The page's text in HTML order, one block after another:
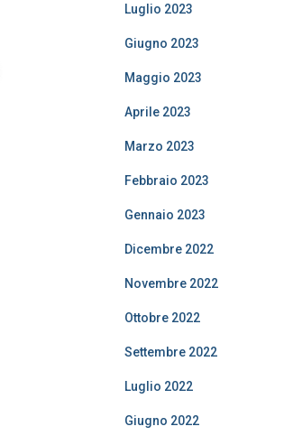
Luglio 2023
Giugno 2023
Maggio 2023
Aprile 2023
Marzo 2023
Febbraio 2023
Gennaio 2023
Dicembre 2022
Novembre 2022
Ottobre 2022
Settembre 2022
Luglio 2022
Giugno 2022